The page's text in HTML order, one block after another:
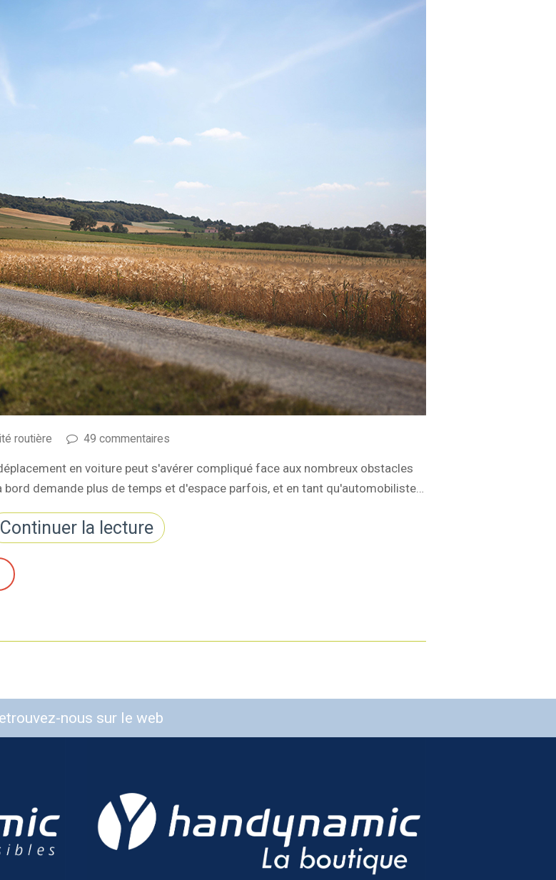
routière 49 commentaires
en voiture peut s'avérer compliqué face aux nombreux obstacles
demande plus de temps et d'espace parfois, et en tant qu'automobiliste…
Continuer la lecture
nous sur le web